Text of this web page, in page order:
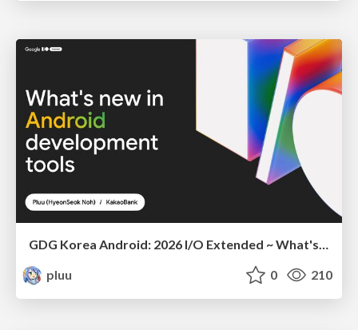
pluu
0 210